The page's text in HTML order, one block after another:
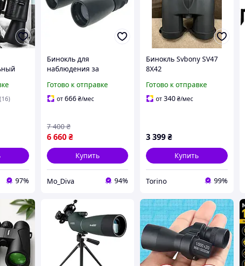
(16)
97%
Бинокль для
наблюдения за
домашних условий
Готово к отправке
от666₴/мес
6 660₴
7 400 ₴
Купить
Mo_Diva 94%
Бинокль Svbony SV47
8X42
Готово к отправке
от340₴/мес
3 399₴
Купить
Torino 99%